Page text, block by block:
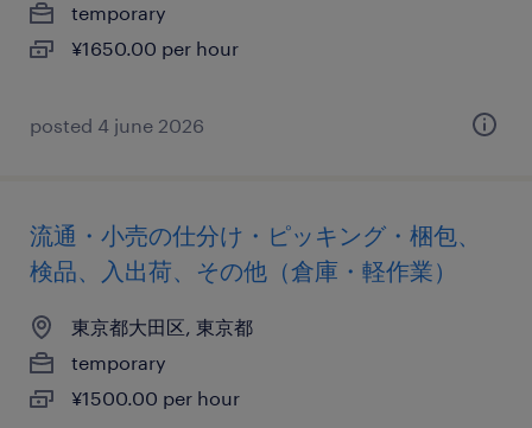
temporary
¥1650.00 per hour
posted 4 june 2026
流通・小売の仕分け・ピッキング・梱包、
検品、入出荷、その他（倉庫・軽作業）
東京都大田区, 東京都
temporary
¥1500.00 per hour